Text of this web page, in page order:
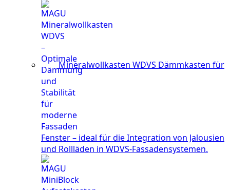
Mineralwollkasten WDVS Dämmkasten für
Fenster – ideal für die Integration von Jalousien
und Rollläden in WDVS-Fassadensystemen.